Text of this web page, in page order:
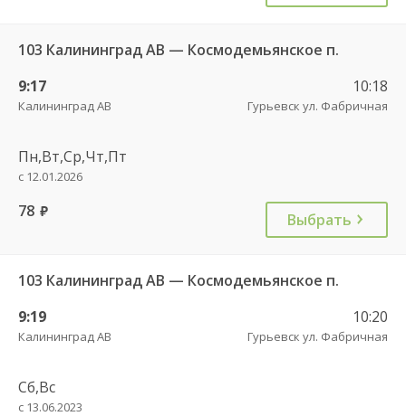
103 Калининград АВ — Космодемьянское п.
9:17
Калининград АВ
10:18
Гурьевск ул. Фабричная
Пн,Вт,Ср,Чт,Пт
с 12.01.2026
78 руб. Выбрать
103 Калининград АВ — Космодемьянское п.
9:19
Калининград АВ
10:20
Гурьевск ул. Фабричная
Сб,Вс
с 13.06.2023